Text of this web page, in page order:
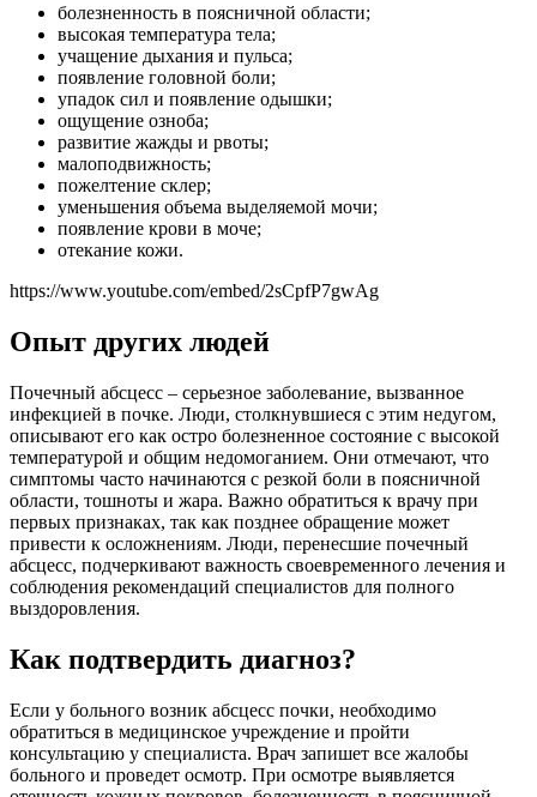
болезненность в поясничной области;
высокая температура тела;
учащение дыхания и пульса;
появление головной боли;
упадок сил и появление одышки;
ощущение озноба;
развитие жажды и рвоты;
малоподвижность;
пожелтение склер;
уменьшения объема выделяемой мочи;
появление крови в моче;
отекание кожи.
https://www.youtube.com/embed/2sCpfP7gwAg
Опыт других людей
Почечный абсцесс – серьезное заболевание, вызванное
инфекцией в почке. Люди, столкнувшиеся с этим недугом,
описывают его как остро болезненное состояние с высокой
температурой и общим недомоганием. Они отмечают, что
симптомы часто начинаются с резкой боли в поясничной
области, тошноты и жара. Важно обратиться к врачу при
первых признаках, так как позднее обращение может
привести к осложнениям. Люди, перенесшие почечный
абсцесс, подчеркивают важность своевременного лечения и
соблюдения рекомендаций специалистов для полного
выздоровления.
Как подтвердить диагноз?
Если у больного возник абсцесс почки, необходимо
обратиться в медицинское учреждение и пройти
консультацию у специалиста. Врач запишет все жалобы
больного и проведет осмотр. При осмотре выявляется